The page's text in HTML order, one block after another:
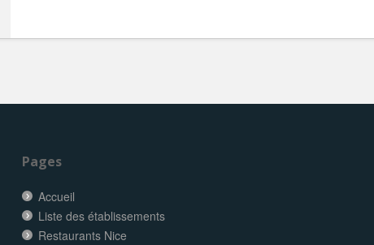
Pages
Accueil
Liste des établissements
Restaurants Nice